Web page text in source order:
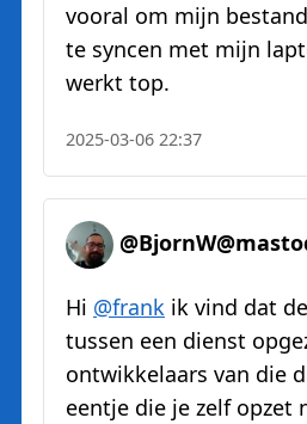
vooral om mijn
te syncen met mijn
werkt top.
2025-03-06 22:37
Hi @frank ik vind dat
tussen een dienst
ontwikkelaars van die
eentje die je zelf opzet